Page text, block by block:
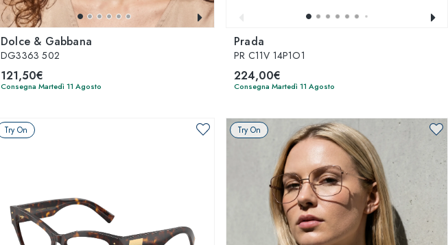
Dolce & Gabbana
DG3363 502
121,50€
Consegna Martedì 11 Agosto
Prada
PR C11V 14P1O1
224,00€
Consegna Martedì 11 Agosto
Try On Try On